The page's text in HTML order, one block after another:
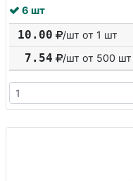
6 шт
10.00 /шт от 1 шт
7.54 /шт от 500 шт